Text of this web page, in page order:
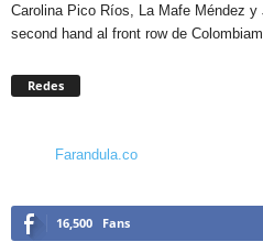
Carolina Pico Ríos, La Mafe Méndez y
second hand al front row de
Redes
Farandula.co
16,500 Fans